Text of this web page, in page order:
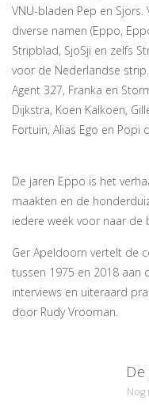
VNU-bladen Pep en
diverse namen (Eppo,
Stripblad, SjoSji en zelfs
voor de Nederlandse
Agent 327, Franka en
Dijkstra, Koen Kalkoen,
Fortuin, Alias Ego en Popi
De jaren Eppo is het
maakten en de
iedere week voor naar de
Ger Apeldoorn vertelt de
tussen 1975 en 2018 aan
interviews en uiteraard
door Rudy Vrooman.
Nog